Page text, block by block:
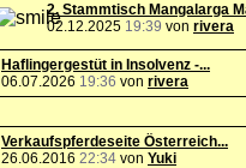
2. Stammtisch Mangalarga
02.12.2025 19:39 von rivera
Haflingergestüt in Insolvenz -...
06.07.2026 19:36 von rivera
Verkaufspferdeseite Österreich...
26.06.2016 22:34 von Yuki